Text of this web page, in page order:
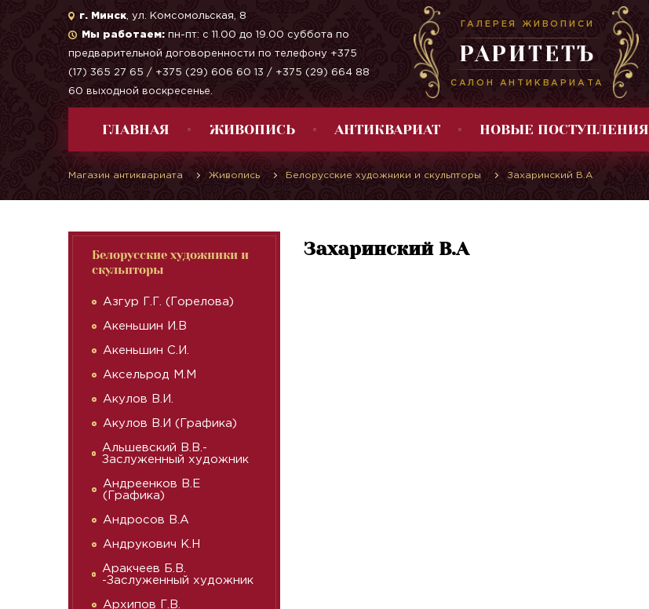
ГАЛЕРЕЯ ЖИВОПИСИ
РАРИТЕТЪ
САЛОН АНТИКВАРИАТА
г. Минск , ул. Комсомольская, 8
Мы работаем: пн-пт: с 11.00 до 19.00 суббота по
предварительной договоренности по телефону +375
(17) 365 27 65 / +375 (29) 606 60 13 / +375 (29) 664 88
60 выходной воскресенье.
ГЛАВНАЯ ЖИВОПИСЬ АНТИКВАРИАТ НОВЫЕ ПОСТУПЛЕНИЯ
Магазин антиквариата Живопись Белорусские художники и скульпторы Захаринский В.А
Белорусские художники и
скульпторы
Азгур Г.Г. (Горелова)
Акеньшин И.В
Акеньшин С.И.
Аксельрод М.М
Акулов В.И.
Акулов В.И (Графика)
Альшевский В.В.-
Заслуженный художник
Андреенков В.Е
(Графика)
Андросов В.А
Андрукович К.Н
Аракчеев Б.В.
-Заслуженный художник
Архипов Г.В.
Захаринский В.А